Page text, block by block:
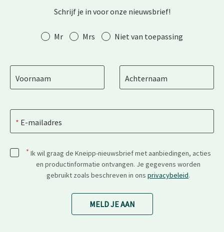
Schrijf je in voor onze nieuwsbrief!
Aanhef Mr Mrs Niet van toepassing
Voornaam Achternaam
E-mailadres
* Ik wil graag de Kneipp-nieuwsbrief met aanbiedingen, acties
en productinformatie ontvangen. Je gegevens worden
gebruikt zoals beschreven in ons privacybeleid.
MELD JE AAN